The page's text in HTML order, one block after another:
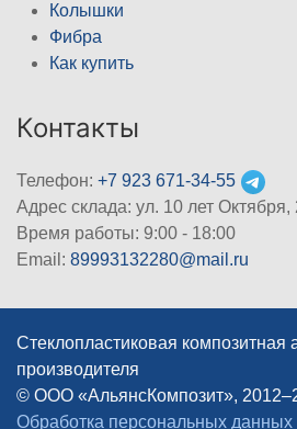
Колышки
Фибра
Как купить
Контакты
Телефон: +7 923 671-34-55
Адрес склада: ул. 10 лет Октября,
Время работы: 9:00 - 18:00
Email: 89993132280@mail.ru
Стеклопластиковая композитная
производителя
© ООО «АльянсКомпозит»,
Обработка персональных данных